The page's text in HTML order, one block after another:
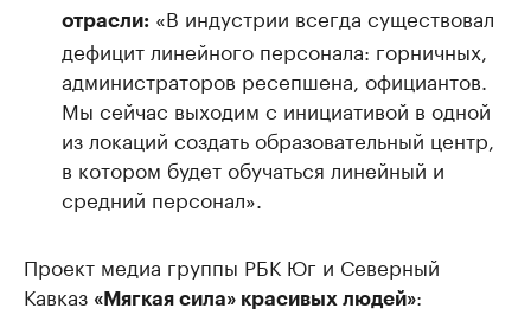
отрасли: «В индустрии всегда существовал
дефицит линейного персонала: горничных,
администраторов ресепшена, официантов.
Мы сейчас выходим с инициативой в одной
из локаций создать образовательный центр,
в котором будет обучаться линейный и
средний персонал».
Проект медиа группы РБК Юг и Северный
Кавказ «Мягкая сила» красивых людей»: